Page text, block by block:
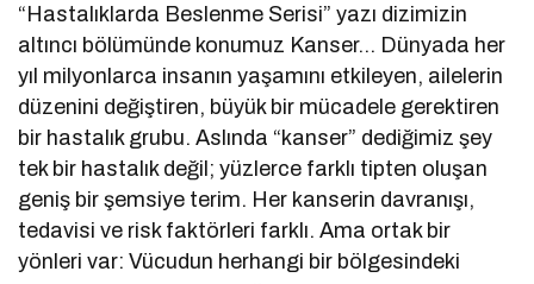
“Hastalıklarda Beslenme Serisi” yazı dizimizin
altıncı bölümünde konumuz Kanser… Dünyada her
yıl milyonlarca insanın yaşamını etkileyen, ailelerin
düzenini değiştiren, büyük bir mücadele gerektiren
bir hastalık grubu. Aslında “kanser” dediğimiz şey
tek bir hastalık değil; yüzlerce farklı tipten oluşan
geniş bir şemsiye terim. Her kanserin davranışı,
tedavisi ve risk faktörleri farklı. Ama ortak bir
yönleri var: Vücudun herhangi bir bölgesindeki